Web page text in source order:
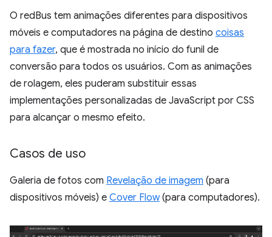
O redBus tem animações diferentes para dispositivos
móveis e computadores na página de destino coisas
para fazer, que é mostrada no início do funil de
conversão para todos os usuários. Com as animações
de rolagem, eles puderam substituir essas
implementações personalizadas de JavaScript por CSS
para alcançar o mesmo efeito.
Casos de uso
Galeria de fotos com Revelação de imagem (para
dispositivos móveis) e Cover Flow(para computadores).